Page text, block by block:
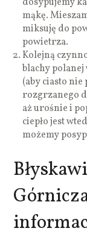
mąkę.
miksuję do
powietrza.
Kolejną
blachy polanej
(aby ciasto
rozgrzanego
aż urośnie i
ciepło jest
możemy